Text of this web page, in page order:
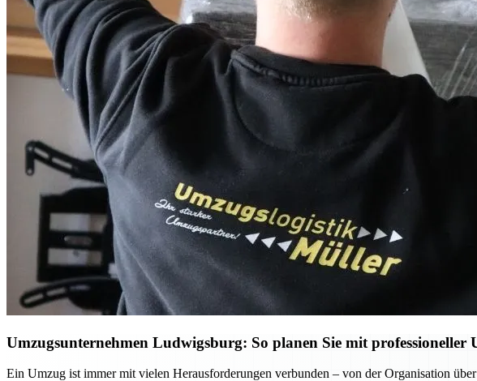
Umzugsunternehmen Ludwigsburg: So planen Sie mit professioneller
Ein Umzug ist immer mit vielen Herausforderungen verbunden – von der Organisation